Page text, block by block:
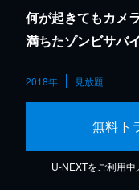
何が起きてもカメ
満ちたゾンビサバ
2018年 見放題
無料ト
U-NEXTをご利用